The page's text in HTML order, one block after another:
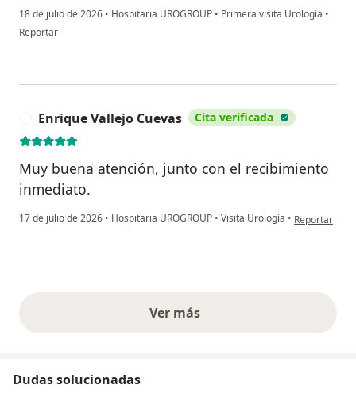
18 de julio de 2026 • Hospitaria UROGROUP • Primera visita Urología •
en opinión del usuario JARC
Reportar
Enrique Vallejo Cuevas Cita verificada
Muy buena atención, junto con el recibimiento
inmediato.
17 de julio de 2026 • Hospitaria UROGROUP • Visita Urología • en opinión
Reportar
Ver másopiniones anteriores
Dudas solucionadas